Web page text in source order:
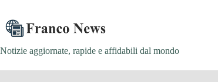
contenuto
Notizie aggiornate, rapide e affidabili dal mondo